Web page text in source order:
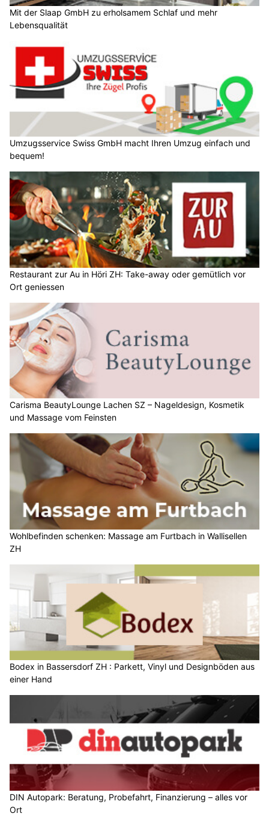
Mit der Slaap GmbH zu erholsamem Schlaf und mehr
Lebensqualität
Umzugsservice Swiss GmbH macht Ihren Umzug einfach und
bequem!
Restaurant zur Au in Höri ZH: Take-away oder gemütlich vor
Ort geniessen
Carisma BeautyLounge Lachen SZ – Nageldesign, Kosmetik
und Massage vom Feinsten
Wohlbefinden schenken: Massage am Furtbach in Wallisellen
ZH
Bodex in Bassersdorf ZH : Parkett, Vinyl und Designböden aus
einer Hand
DIN Autopark: Beratung, Probefahrt, Finanzierung – alles vor
Ort